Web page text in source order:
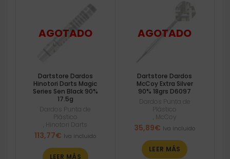
Dartstore Dardos
Hinotori Darts Magic
Series Sen Black 90%
17.5g
Dardos Punta de
Plástico
Hinotori Darts
113,77€ Iva incluido
LEER MÁS
Dartstore Dardos
McCoy Extra Silver
90% 18grs D6097
Dardos Punta de
Plástico
McCoy
35,89€ Iva incluido
LEER MÁS